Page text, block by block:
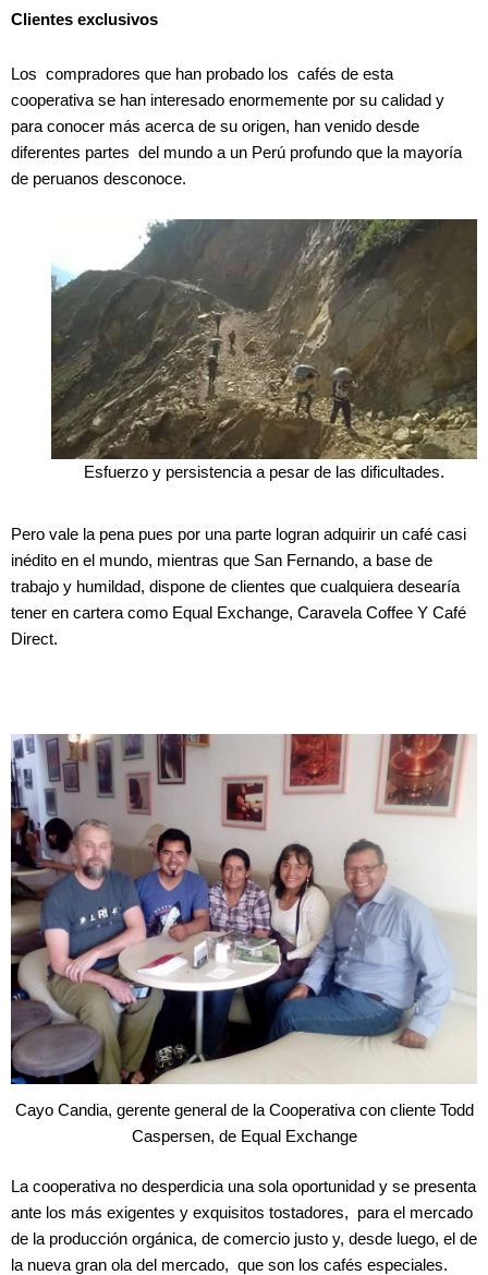
Clientes exclusivos
Los compradores que han probado los cafés de esta
cooperativa se han interesado enormemente por su calidad y
para conocer más acerca de su origen, han venido desde
diferentes partes del mundo a un Perú profundo que la mayoría
de peruanos desconoce.
Esfuerzo y persistencia a pesar de las dificultades.
Pero vale la pena pues por una parte logran adquirir un café casi
inédito en el mundo, mientras que San Fernando, a base de
trabajo y humildad, dispone de clientes que cualquiera desearía
tener en cartera como Equal Exchange, Caravela Coffee Y Café
Direct.
Cayo Candia, gerente general de la Cooperativa con cliente Todd
Caspersen, de Equal Exchange
La cooperativa no desperdicia una sola oportunidad y se presenta
ante los más exigentes y exquisitos tostadores, para el mercado
de la producción orgánica, de comercio justo y, desde luego, el de
la nueva gran ola del mercado, que son los cafés especiales.